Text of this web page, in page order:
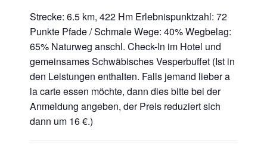
Strecke: 6.5 km, 422 Hm Erlebnispunktzahl: 72
Punkte Pfade / Schmale Wege: 40% Wegbelag:
65% Naturweg anschl. Check-In im Hotel und
gemeinsames Schwäbisches Vesperbuffet (Ist in
den Leistungen enthalten. Falls jemand lieber a
la carte essen möchte, dann dies bitte bei der
Anmeldung angeben, der Preis reduziert sich
dann um 16 €.)